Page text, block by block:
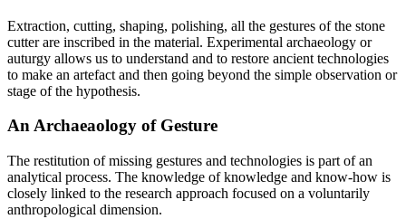
Extraction, cutting, shaping, polishing, all the gestures of the stone
cutter are inscribed in the material. Experimental archaeology or
auturgy allows us to understand and to restore ancient technologies
to make an artefact and then going beyond the simple observation or
stage of the hypothesis.
An Archaeaology of Gesture
The restitution of missing gestures and technologies is part of an
analytical process. The knowledge of knowledge and know-how is
closely linked to the research approach focused on a voluntarily
anthropological dimension.